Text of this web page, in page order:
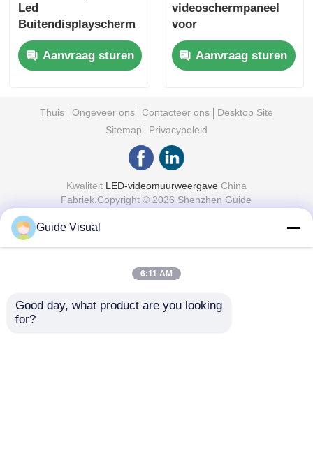
Led
Buitendisplayscherm
Videowand Voor
Binnententoonstellingen
En Shows
Aanvraag sturen
videoschermpaneel
voor
buitenevenementen
110V 1000 nits
Aanvraag sturen
Thuis Ongeveer ons Contacteer ons
Desktop Site
Sitemap
Privacybeleid
Kwaliteit LED-videomuurweergaveChina
Fabriek.Copyright © 2026 Shenzhen Guide
Guide Visual
6:11 AM
Good day, what product are you looking
for?